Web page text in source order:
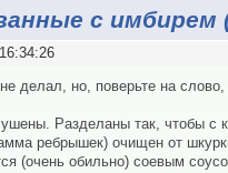
с имбирем
делал, но, поверьте на
Разделаны так, чтобы с
ребрышек) очищен от
(очень обильно) соевым